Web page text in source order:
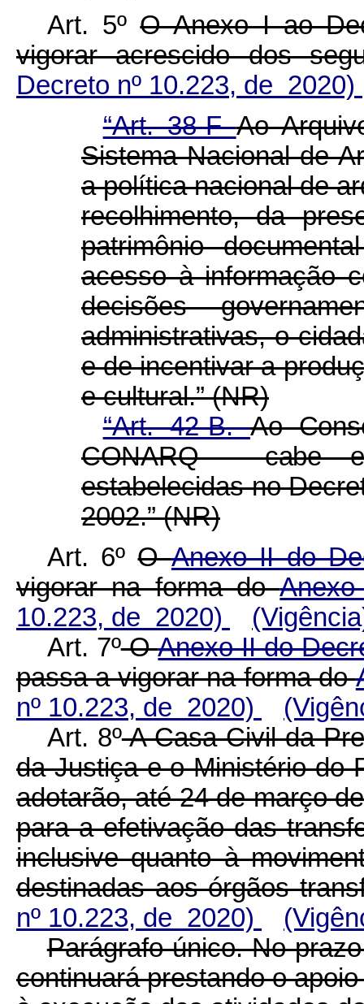
Art. 5ºO Anexo I ao
vigorar acrescido dos
Decreto nº 10.223, de 2020)
“Art. 38-FAo
Sistema Nacional de
a política nacional de
recolhimento, da
patrimônio
acesso à informação
decisões
administrativas, o
e de incentivar a
e cultural.” (NR)
“Art. 42-B.Ao
CONARQ - cabe
estabelecidas no
2002.” (NR)
Art. 6ºOAnexo II do
vigorar na forma do
10.223, de 2020)
Art. 7ºOAnexo II do
passa a vigorar na forma do
nº 10.223, de 2020)
Art. 8ºA Casa Civil da
da Justiça e o Ministério do
adotarão, até 24 de março
para a efetivação das
inclusive quanto à
destinadas aos órgãos
nº 10.223, de 2020)
Parágrafo único. No
continuará prestando o